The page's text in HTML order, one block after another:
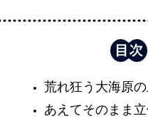
荒れ狂う大海原
あえてそのまま